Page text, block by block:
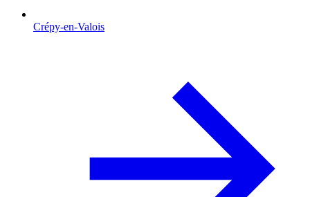
Crépy-en-Valois